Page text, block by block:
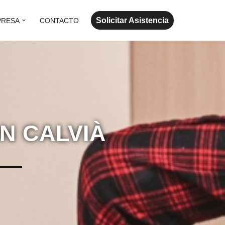
CONTACTO Solicitar Asistencia
CALVIÀ